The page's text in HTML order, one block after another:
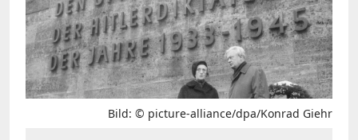
Bild: © picture-alliance/dpa/Konrad Giehr